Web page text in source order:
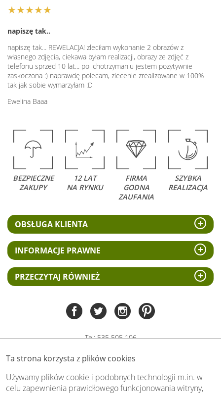
Ta strona korzysta z plików cookies
Używamy plików cookie i podobnych technologii m.in. w
celu zapewnienia prawidłowego funkcjonowania witryny,
★★★★★
napiszę tak..
napiszę tak... REWELACJA! zleciłam wykonanie 2 obrazów z
własnego zdjęcia, ciekawa byłam realizacji, obrazy ze zdjęć z
telefonu sprzed 10 lat... po ichotrzymaniu jestem pozytywnie
zaskoczona :) naprawdę polecam, zlecenie zrealizowane w 100%
tak jak sobie wymarzyłam :D
Ewelina Baaa
BEZPIECZNE
ZAKUPY
12 LAT
NA RYNKU
FIRMA
GODNA
ZAUFANIA
SZYBKA
REALIZACJA
OBSŁUGA KLIENTA
INFORMACJE PRAWNE
PRZECZYTAJ RÓWNIEŻ
Tel:535 505 106
biuro@swiat-obrazow.pl
Copyright by swiat-obrazow.pl 2026,
Wszelkie prawa zastrzeżone